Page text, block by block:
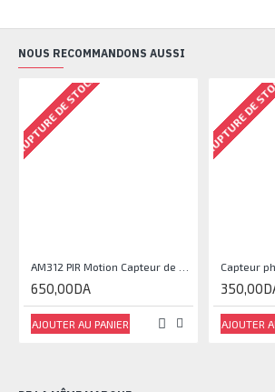
NOUS RECOMMANDONS AUSSI
RUPTURE DE STOCK
650,00DA
AJOUTER AU PANIER
RUPTURE
AJOUTER